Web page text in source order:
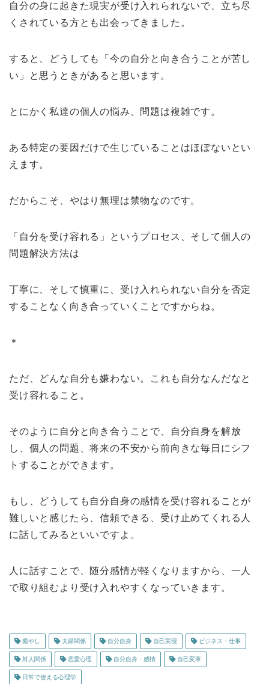
自分の身に起きた現実が受け入れられないで、立ち尽
くされている方とも出会ってきました。
すると、どうしても「今の自分と向き合うことが苦し
い」と思うときがあると思います。
とにかく私達の個人の悩み、問題は複雑です。
ある特定の要因だけで生じていることはほぼないとい
えます。
だからこそ、やはり無理は禁物なのです。
「自分を受け容れる」というプロセス、そして個人の
問題解決方法は
丁寧に、そして慎重に、受け入れられない自分を否定
することなく向き合っていくことですからね。
＊
ただ、どんな自分も嫌わない。
これも自分なんだなと
受け容れること。
そのように自分と向き合うことで、自分自身を解放
し、個人の問題、将来の不安から前向きな毎日にシフ
トすることができます。
もし、どうしても自分自身の感情を受け容れることが
難しいと感じたら、信頼できる、受け止めてくれる人
に話してみるといいですよ。
人に話すことで、随分感情が軽くなりますから、一人
で取り組むより受け入れやすくなっていきます。
癒やし 夫婦関係 自分自身 自己実現 ビジネス・仕事
対人関係 恋愛心理 自分自身・感情 自己変革
日常で使える心理学